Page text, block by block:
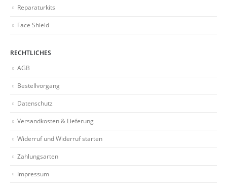
Reparaturkits
Face Shield
RECHTLICHES
AGB
Bestellvorgang
Datenschutz
Versandkosten & Lieferung
Widerruf und Widerruf starten
Zahlungsarten
Impressum